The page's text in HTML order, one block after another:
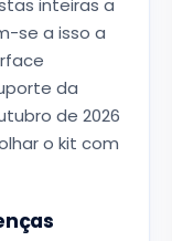
inteiras a
se a isso a
da
de 2026
o kit com